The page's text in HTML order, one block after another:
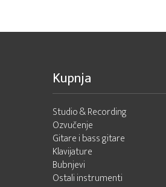
Kupnja
Studio & Recording
Ozvučenje
Gitare i bass gitare
Klavijature
Bubnjevi
Ostali instrumenti